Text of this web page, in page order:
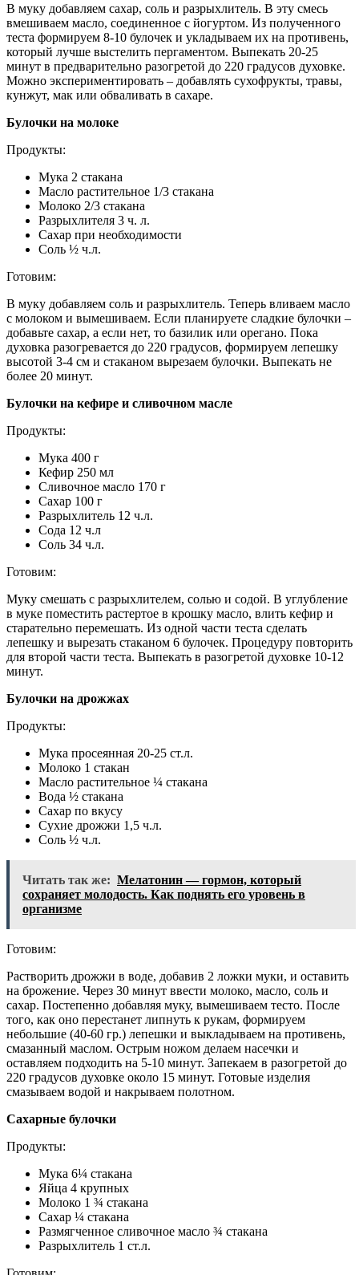
В муку добавляем сахар, соль и разрыхлитель. В эту смесь
вмешиваем масло, соединенное с йогуртом. Из полученного
теста формируем 8-10 булочек и укладываем их на противень,
который лучше выстелить пергаментом. Выпекать 20-25
минут в предварительно разогретой до 220 градусов духовке.
Можно экспериментировать – добавлять сухофрукты, травы,
кунжут, мак или обваливать в сахаре.
Булочки на молоке
Продукты:
Мука 2 стакана
Масло растительное 1/3 стакана
Молоко 2/3 стакана
Разрыхлителя 3 ч. л.
Сахар при необходимости
Соль ½ ч.л.
Готовим:
В муку добавляем соль и разрыхлитель. Теперь вливаем масло
с молоком и вымешиваем. Если планируете сладкие булочки –
добавьте сахар, а если нет, то базилик или орегано. Пока
духовка разогревается до 220 градусов, формируем лепешку
высотой 3-4 см и стаканом вырезаем булочки. Выпекать не
более 20 минут.
Булочки на кефире и сливочном масле
Продукты:
Мука 400 г
Кефир 250 мл
Сливочное масло 170 г
Сахар 100 г
Разрыхлитель 12 ч.л.
Сода 12 ч.л
Соль 34 ч.л.
Готовим:
Муку смешать с разрыхлителем, солью и содой. В углубление
в муке поместить растертое в крошку масло, влить кефир и
старательно перемешать. Из одной части теста сделать
лепешку и вырезать стаканом 6 булочек. Процедуру повторить
для второй части теста. Выпекать в разогретой духовке 10-12
минут.
Булочки на дрожжах
Продукты:
Мука просеянная 20-25 ст.л.
Молоко 1 стакан
Масло растительное ¼ стакана
Вода ½ стакана
Сахар по вкусу
Сухие дрожжи 1,5 ч.л.
Соль ½ ч.л.
Читать так же: Мелатонин — гормон, который
сохраняет молодость. Как поднять его уровень в
организме
Готовим:
Растворить дрожжи в воде, добавив 2 ложки муки, и оставить
на брожение. Через 30 минут ввести молоко, масло, соль и
сахар. Постепенно добавляя муку, вымешиваем тесто. После
того, как оно перестанет липнуть к рукам, формируем
небольшие (40-60 гр.) лепешки и выкладываем на противень,
смазанный маслом. Острым ножом делаем насечки и
оставляем подходить на 5-10 минут. Запекаем в разогретой до
220 градусов духовке около 15 минут. Готовые изделия
смазываем водой и накрываем полотном.
Сахарные булочки
Продукты:
Мука 6¼ стакана
Яйца 4 крупных
Молоко 1 ¾ стакана
Сахар ¼ стакана
Размягченное сливочное масло ¾ стакана
Разрыхлитель 1 ст.л.